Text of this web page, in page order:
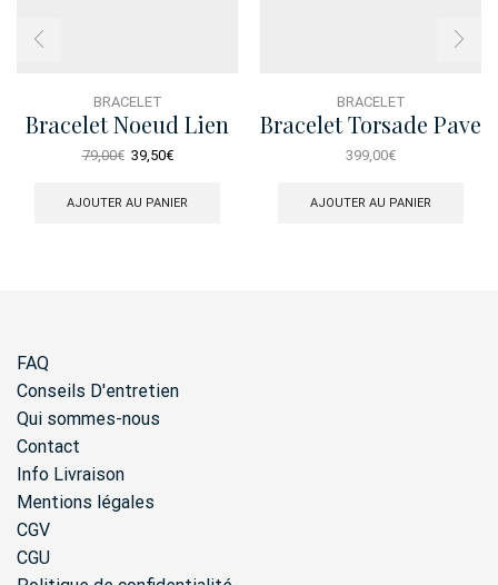
BRACELET
Bracelet Noeud Lien
Infiniment Tendu
79,00€ Le
initial
39,50€Le
actuel
AJOUTER AU PANIER
BRACELET
Bracelet Torsade Pave
399,00€
AJOUTER AU PANIER
FAQ
Conseils D'entretien
Qui sommes-nous
Contact
Info Livraison
Mentions légales
CGV
CGU